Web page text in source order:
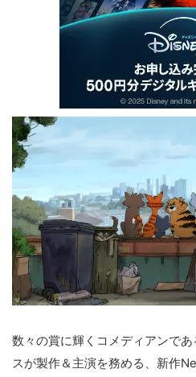
数々の賞に輝くコメディアンで
スが製作＆主演を務める、新作